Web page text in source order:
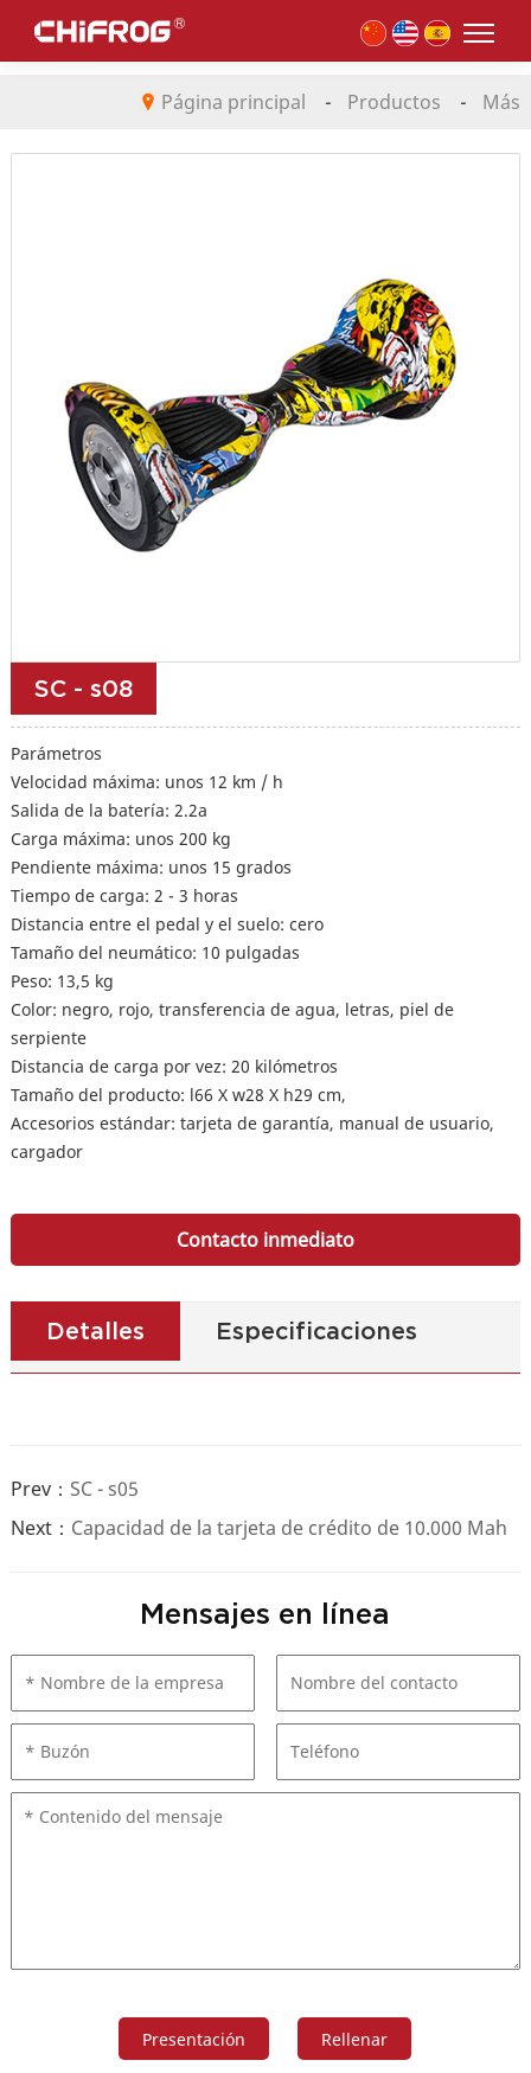
Página principal - Productos - Más
SC - s08
Parámetros
Velocidad máxima: unos 12 km / h
Salida de la batería: 2.2a
Carga máxima: unos 200 kg
Pendiente máxima: unos 15 grados
Tiempo de carga: 2 - 3 horas
Distancia entre el pedal y el suelo: cero
Tamaño del neumático: 10 pulgadas
Peso: 13,5 kg
Color: negro, rojo, transferencia de agua, letras, piel de
serpiente
Distancia de carga por vez: 20 kilómetros
Tamaño del producto: l66 X w28 X h29 cm,
Accesorios estándar: tarjeta de garantía, manual de usuario,
cargador
Contacto inmediato
Detalles Especificaciones
Prev： SC - s05
Next： Capacidad de la tarjeta de crédito de 10.000 Mah
Mensajes en línea